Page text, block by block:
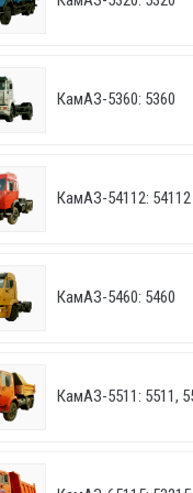
КамАЗ-5360: 5360
КамАЗ-54112: 54112
КамАЗ-5460: 5460
КамАЗ-5511: 5511,